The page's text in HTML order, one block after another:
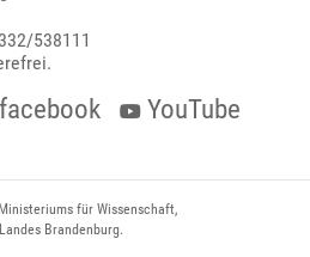
538111
facebook
YouTube
für Wissenschaft,
Brandenburg.